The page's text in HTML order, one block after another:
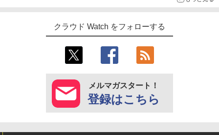
クラウド Watch をフォローする
メルマガスタート！
登録はこちら